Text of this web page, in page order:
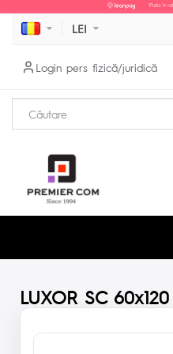
LEI
Login pers fizică/juridică
LUXOR SC 60x120